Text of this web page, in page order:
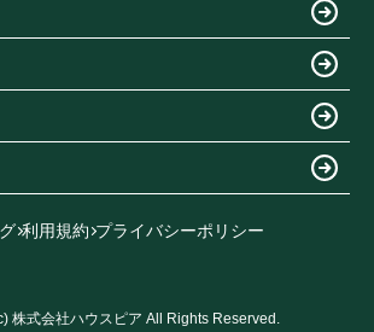
利用規約 プライバシーポリシー
株式会社ハウスピア All Rights Reserved.